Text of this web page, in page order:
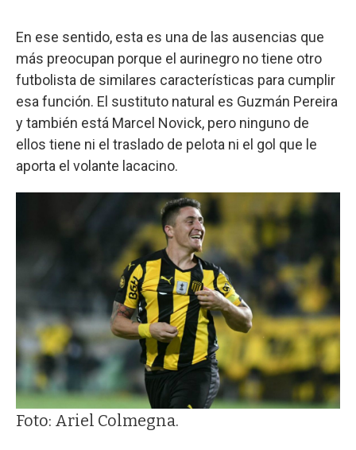
En ese sentido, esta es una de las ausencias que
más preocupan porque el aurinegro no tiene otro
futbolista de similares características para cumplir
esa función. El sustituto natural es Guzmán Pereira
y también está Marcel Novick, pero ninguno de
ellos tiene ni el traslado de pelota ni el gol que le
aporta el volante lacacino.
Foto: Ariel Colmegna.